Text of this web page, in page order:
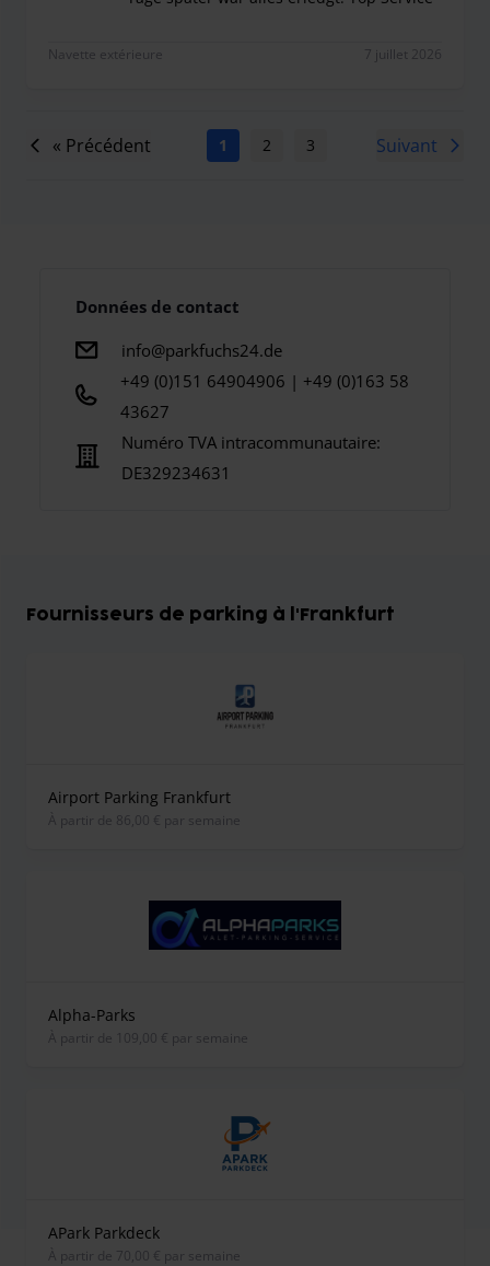
Navette extérieure 7 juillet 2026
« Précédent 1 2 3 5
Suivant
Données de contact
info@parkfuchs24.de
+49 (0)151 64904906 | +49 (0)163 58
43627
Numéro TVA intracommunautaire:
DE329234631
Fournisseurs de parking à l'Frankfurt
Airport Parking Frankfurt
À partir de 86,00 € par semaine
Alpha-Parks
À partir de 109,00 € par semaine
APark Parkdeck
À partir de 70,00 € par semaine